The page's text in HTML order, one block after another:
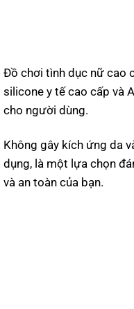
Đồ chơi tình dục nữ cao
silicone y tế cao cấp và
cho người dùng.
Không gây kích ứng da
dụng, là một lựa chọn
và an toàn của bạn.